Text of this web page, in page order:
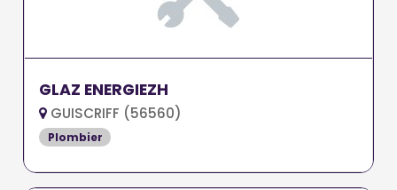
GLAZ ENERGIEZH
GUISCRIFF (56560)
Plombier